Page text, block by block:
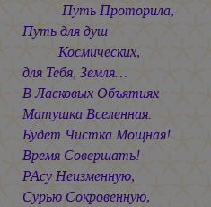
Путь Проторила,
Путь для душ
Космических,
для Тебя, Земля…
В Ласковых Объятиях
Матушка Вселенная.
Будет Чистка Мощная!
Время Совершать!
РАсу Неизменную,
Сурью Сокровенную,